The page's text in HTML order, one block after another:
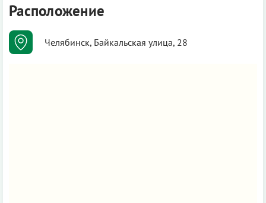
Расположение
Челябинск, Байкальская улица, 28